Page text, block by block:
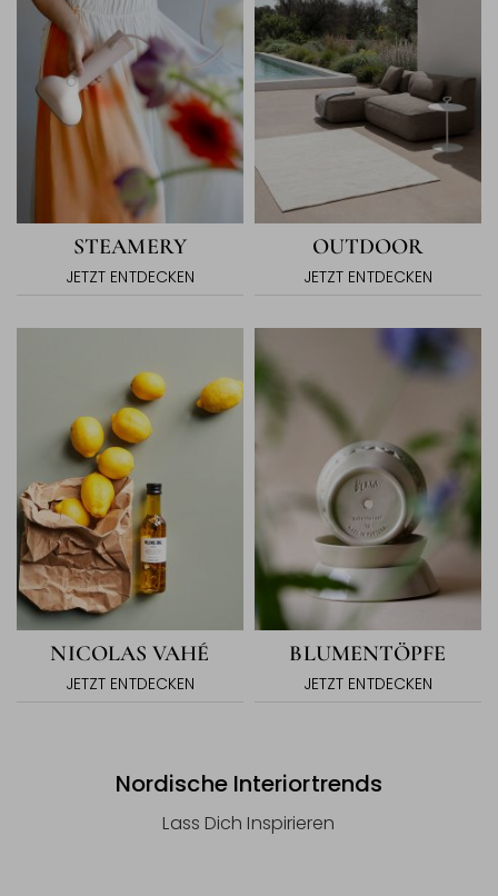
STEAMERY
JETZT ENTDECKEN
OUTDOOR
JETZT ENTDECKEN
NICOLAS VAHÉ
JETZT ENTDECKEN
BLUMENTÖPFE
JETZT ENTDECKEN
Nordische Interiortrends
Lass Dich Inspirieren